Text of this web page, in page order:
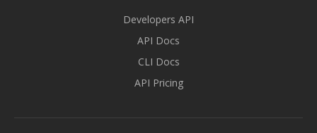
Developers API
API Docs
CLI Docs
API Pricing